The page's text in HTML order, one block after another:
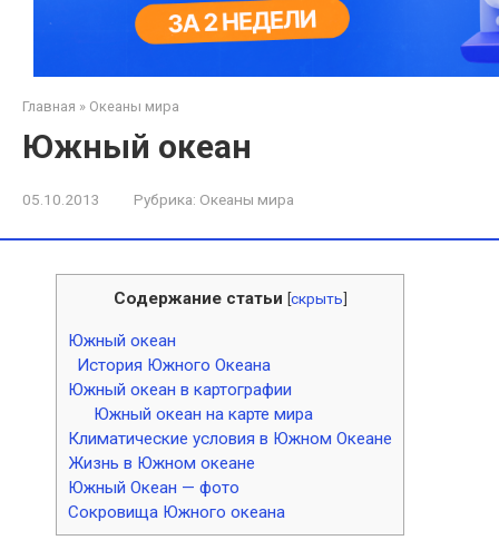
Главная » Океаны мира
Южный океан
05.10.2013 Рубрика: Океаны мира
Содержание статьи [скрыть]
Южный океан
История Южного Океана
Южный океан в картографии
Южный океан на карте мира
Климатические условия в Южном Океане
Жизнь в Южном океане
Южный Океан — фото
Сокровища Южного океана